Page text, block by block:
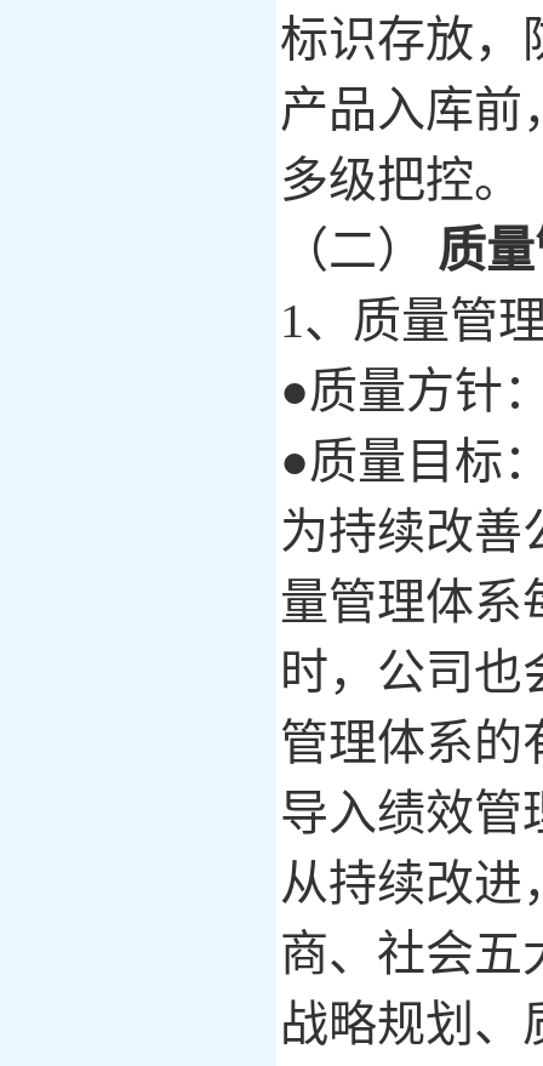
标识存放，
产品入库前
多级把控。
（二） 质
1、质量管
●质量方针
●质量目标
为持续改善
量管理体系
时，公司也
管理体系的
导入绩效管
从持续改进
商、社会五
战略规划、